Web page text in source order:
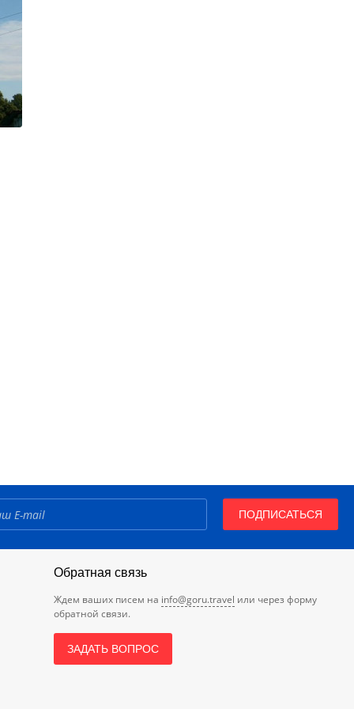
ПОДПИСАТЬСЯ
Обратная связь
Ждем ваших писем на info@goru.travel или через форму
обратной связи.
ЗАДАТЬ ВОПРОС